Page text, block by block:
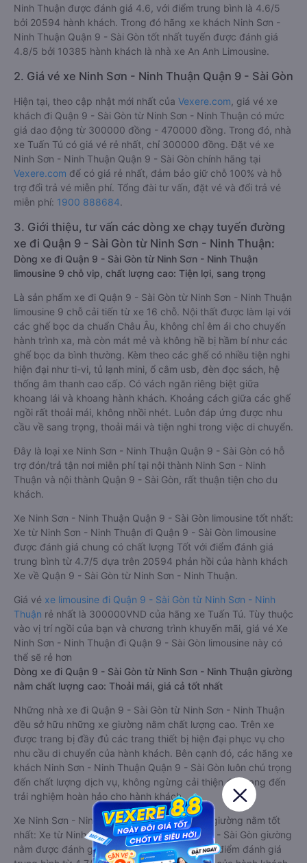
Ninh Thuận được đánh giá 4.6, với điểm trung bình là 4.6/5
bởi 20594 hành khách. Trong đó hãng xe khách Ninh Sơn -
Ninh Thuận Quận 9 - Sài Gòn tốt nhất tuyến được đánh giá
4.8/5 bởi 10385 hành khách là nhà xe An Anh Limousine.
2. Giá vé xe Ninh Sơn - Ninh Thuận Quận 9 - Sài Gòn
Hiện tại, theo cập nhật mới nhất của Vexere.com , giá vé xe
khách đi Quận 9 - Sài Gòn từ Ninh Sơn - Ninh Thuận có mức
giá dao động từ 300000 đồng - 470000 đồng. Trong đó, nhà
xe Tuấn Tú có giá vé rẻ nhất, chỉ 300000 đồng. Đặt vé xe
Ninh Sơn - Ninh Thuận Quận 9 - Sài Gòn chính hãng tại
Vexere.com để có giá rẻ nhất, đảm bảo giữ chỗ 100% và hỗ
trợ đổi trả vé miễn phí. Tổng đài tư vấn, đặt vé và đổi trả vé
miễn phí: 1900 888684.
3. Giới thiệu, tư vấn các dòng xe chạy tuyến đường
xe đi Quận 9 - Sài Gòn từ Ninh Sơn - Ninh Thuận:
Dòng xe đi Quận 9 - Sài Gòn từ Ninh Sơn - Ninh Thuận
limousine 9 chỗ vip, chất lượng cao: Tiện lợi, sang trọng
Là sản phẩm xe đi Quận 9 - Sài Gòn từ Ninh Sơn - Ninh Thuận
limousine 9 chỗ cải tiến từ xe 16 chỗ. Nội thất được làm lại với
các ghế bọc da chuẩn Châu Âu, không chỉ êm ái cho chuyến
hành trình xa, mà còn mát mẻ và không hề bị hầm bí như các
ghế bọc da bình thường. Kèm theo các ghế có nhiều tiện nghi
hiện đại như ti-vi, tủ lạnh mini, ổ cắm usb, đèn đọc sách, hệ
thống âm thanh cao cấp. Có vách ngăn riêng biệt giữa
khoang lái và khoang hành khách. Khoảng cách giữa các ghế
ngồi rất thoải mái, không nhồi nhét. Luôn đáp ứng được nhu
cầu về sang trọng, thoải mái và tiện nghi trong việc di chuyển.
Đây là loại xe Ninh Sơn - Ninh Thuận Quận 9 - Sài Gòn có hỗ
trợ đón/trả tận nơi miễn phí tại nội thành Ninh Sơn - Ninh
Thuận và nội thành Quận 9 - Sài Gòn, rất thuận tiện cho du
khách.
Xe Ninh Sơn - Ninh Thuận Quận 9 - Sài Gòn limousine tốt nhất:
Xe từ Ninh Sơn - Ninh Thuận đi Quận 9 - Sài Gòn limousine
được đánh giá chung có chất lượng Tốt với điểm đánh giá
trung bình từ 4.7/5 dựa trên 20594 phản hồi của hành khách
Xe về Quận 9 - Sài Gòn từ Ninh Sơn - Ninh Thuận.
Giá vé xe limousine đi Quận 9 - Sài Gòn từ Ninh Sơn - Ninh
Thuận rẻ nhất là 300000VND của hãng xe Tuấn Tú. Tùy thuộc
vào vị trí ngồi của bạn và chương trình khuyến mãi, giá vé Xe
Ninh Sơn - Ninh Thuận đi Quận 9 - Sài Gòn limousine này có
thể sẽ rẻ hơn
Dòng xe đi Quận 9 - Sài Gòn từ Ninh Sơn - Ninh Thuận giường
nằm chất lượng cao: Thoải mái, giá cả tốt nhất
Những nhà xe đi Quận 9 - Sài Gòn từ Ninh Sơn - Ninh Thuận
đều sở hữu những xe giường nằm chất lượng cao. Trên xe
được trang bị đầy đủ các trang thiết bị hiện đại phục vụ cho
nhu cầu di chuyển của hành khách. Bên cạnh đó, các hãng xe
khách Ninh Sơn - Ninh Thuận Quận 9 - Sài Gòn luôn chú trọng
đến chất lượng dịch vụ, không ngừng cải thiện để mang đến
trải nghiệm hoàn hảo cho hành khách.
Xe Ninh Sơn - Ninh Thuận Quận 9 - Sài Gòn giường nằm tốt
nhất: Xe từ Ninh Sơn - Ninh Thuận đi Quận 9 - Sài Gòn giường
nằm được đánh giá chung chất lượng Tốt với điểm đánh giá